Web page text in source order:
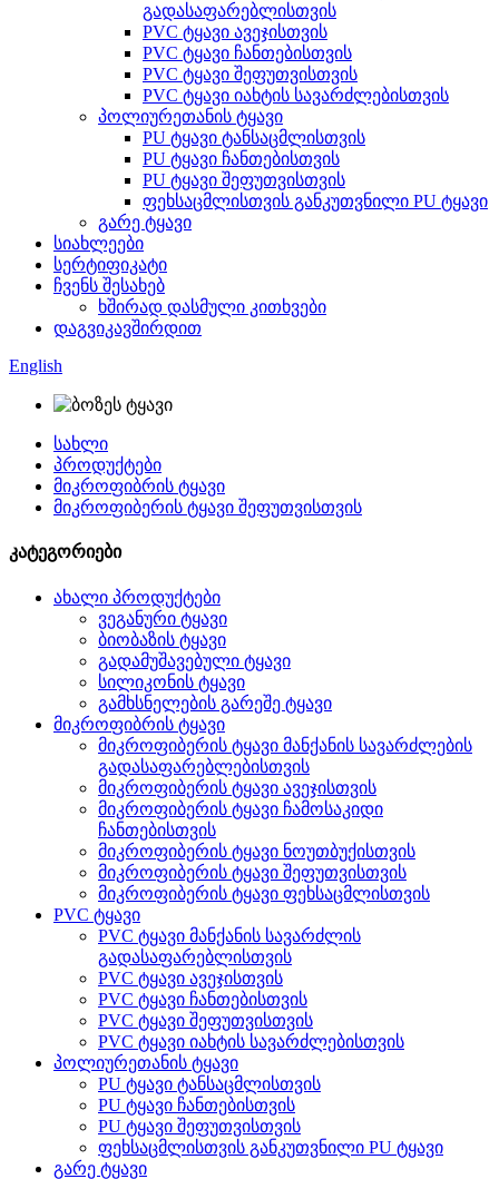
გადასაფარებლისთვის
PVC ტყავი ავეჯისთვის
PVC ტყავი ჩანთებისთვის
PVC ტყავი შეფუთვისთვის
PVC ტყავი იახტის სავარძლებისთვის
პოლიურეთანის ტყავი
PU ტყავი ტანსაცმლისთვის
PU ტყავი ჩანთებისთვის
PU ტყავი შეფუთვისთვის
ფეხსაცმლისთვის განკუთვნილი PU ტყავი
გარე ტყავი
სიახლეები
სერტიფიკატი
ჩვენს შესახებ
ხშირად დასმული კითხვები
დაგვიკავშირდით
English
სახლი
პროდუქტები
მიკროფიბრის ტყავი
მიკროფიბერის ტყავი შეფუთვისთვის
კატეგორიები
ახალი პროდუქტები
ვეგანური ტყავი
ბიობაზის ტყავი
გადამუშავებული ტყავი
სილიკონის ტყავი
გამხსნელების გარეშე ტყავი
მიკროფიბრის ტყავი
მიკროფიბერის ტყავი მანქანის სავარძლების
გადასაფარებლებისთვის
მიკროფიბერის ტყავი ავეჯისთვის
მიკროფიბერის ტყავი ჩამოსაკიდი
ჩანთებისთვის
მიკროფიბერის ტყავი ნოუთბუქისთვის
მიკროფიბერის ტყავი შეფუთვისთვის
მიკროფიბერის ტყავი ფეხსაცმლისთვის
PVC ტყავი
PVC ტყავი მანქანის სავარძლის
გადასაფარებლისთვის
PVC ტყავი ავეჯისთვის
PVC ტყავი ჩანთებისთვის
PVC ტყავი შეფუთვისთვის
PVC ტყავი იახტის სავარძლებისთვის
პოლიურეთანის ტყავი
PU ტყავი ტანსაცმლისთვის
PU ტყავი ჩანთებისთვის
PU ტყავი შეფუთვისთვის
ფეხსაცმლისთვის განკუთვნილი PU ტყავი
გარე ტყავი